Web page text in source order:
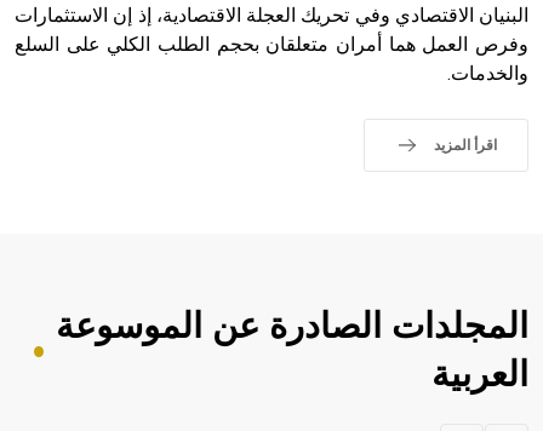
البنيان الاقتصادي وفي تحريك العجلة الاقتصادية، إذ إن الاستثمارات
وفرص العمل هما أمران متعلقان بحجم الطلب الكلي على السلع
والخدمات.
اقرأ المزيد
المجلدات الصادرة عن الموسوعة
العربية